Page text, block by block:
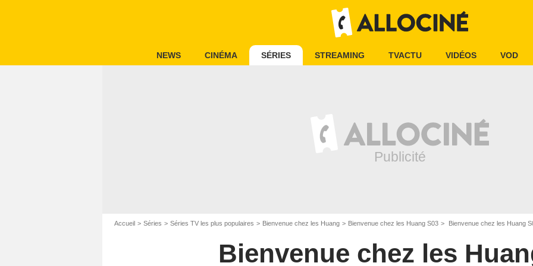
NEWS CINÉMA SÉRIES STREAMING TVACTU VIDÉOS VOD
Accueil Séries Séries TV les plus populaires Bienvenue chez les Huang Bienvenue chez les Huang S03 Bienvenue chez les Huang
Bienvenue chez les